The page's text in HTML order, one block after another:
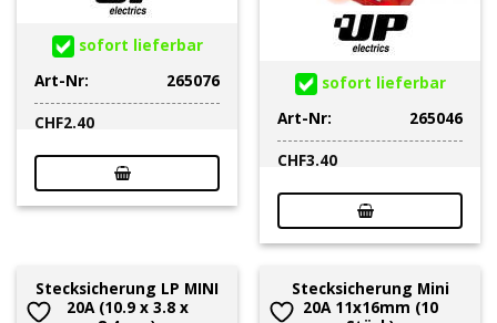
sofort lieferbar
Art-Nr:
265076
CHF2.40
sofort lieferbar
Art-Nr:
265046
CHF3.40
Stecksicherung LP MINI
20A (10.9 x 3.8 x
Stecksicherung Mini
20A 11x16mm (10